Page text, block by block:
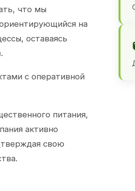
что мы
на
оставаясь
с оперативной
питания,
активно
свою